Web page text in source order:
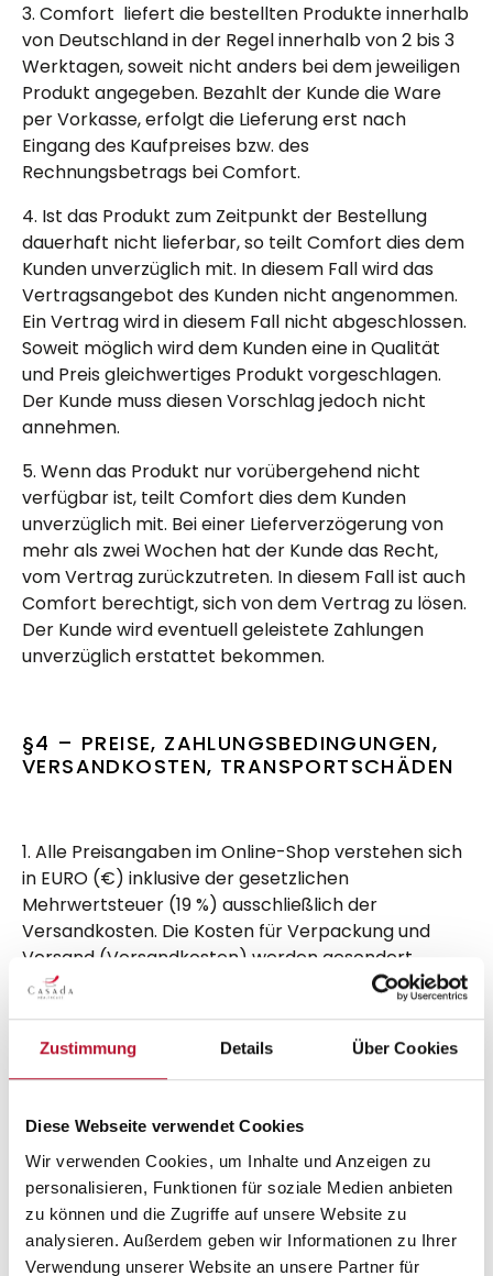
Zustimmung Details Über Cookies
Diese Webseite verwendet Cookies
Wir verwenden Cookies, um Inhalte und Anzeigen zu
personalisieren, Funktionen für soziale Medien anbieten
zu können und die Zugriffe auf unsere Website zu
analysieren. Außerdem geben wir Informationen zu Ihrer
Verwendung unserer Website an unsere Partner für
3. Comfort liefert die bestellten Produkte innerhalb
von Deutschland in der Regel innerhalb von 2 bis 3
Werktagen, soweit nicht anders bei dem jeweiligen
Produkt angegeben. Bezahlt der Kunde die Ware
per Vorkasse, erfolgt die Lieferung erst nach
Eingang des Kaufpreises bzw. des
Rechnungsbetrags bei Comfort.
4. Ist das Produkt zum Zeitpunkt der Bestellung
dauerhaft nicht lieferbar, so teilt Comfort dies dem
Kunden unverzüglich mit. In diesem Fall wird das
Vertragsangebot des Kunden nicht angenommen.
Ein Vertrag wird in diesem Fall nicht abgeschlossen.
Soweit möglich wird dem Kunden eine in Qualität
und Preis gleichwertiges Produkt vorgeschlagen.
Der Kunde muss diesen Vorschlag jedoch nicht
annehmen.
5. Wenn das Produkt nur vorübergehend nicht
verfügbar ist, teilt Comfort dies dem Kunden
unverzüglich mit. Bei einer Lieferverzögerung von
mehr als zwei Wochen hat der Kunde das Recht,
vom Vertrag zurückzutreten. In diesem Fall ist auch
Comfort berechtigt, sich von dem Vertrag zu lösen.
Der Kunde wird eventuell geleistete Zahlungen
unverzüglich erstattet bekommen.
§4 – PREISE, ZAHLUNGSBEDINGUNGEN,
VERSANDKOSTEN, TRANSPORTSCHÄDEN
1. Alle Preisangaben im Online-Shop verstehen sich
in EURO (€) inklusive der gesetzlichen
Mehrwertsteuer (19 %) ausschließlich der
Versandkosten. Die Kosten für Verpackung und
Versand (Versandkosten) werden gesondert
berechnet.
2. Die vom Kunden für die Versandkosten zu
tragende Versandkostenpauschale ist abhängig
vom Lieferland und der Größe bzw. dem Gewicht
Bestellung angezeigt. Die Höhe der jeweiligen
Versandkostenpauschale kann der Kunde unter
dem Punkt „Zahlung & Versand“ einsehen.
3. Comfort obliegt es die Auswahl der verfügbaren
Bezahlmethonen zu bestimmen. Dem Kunden